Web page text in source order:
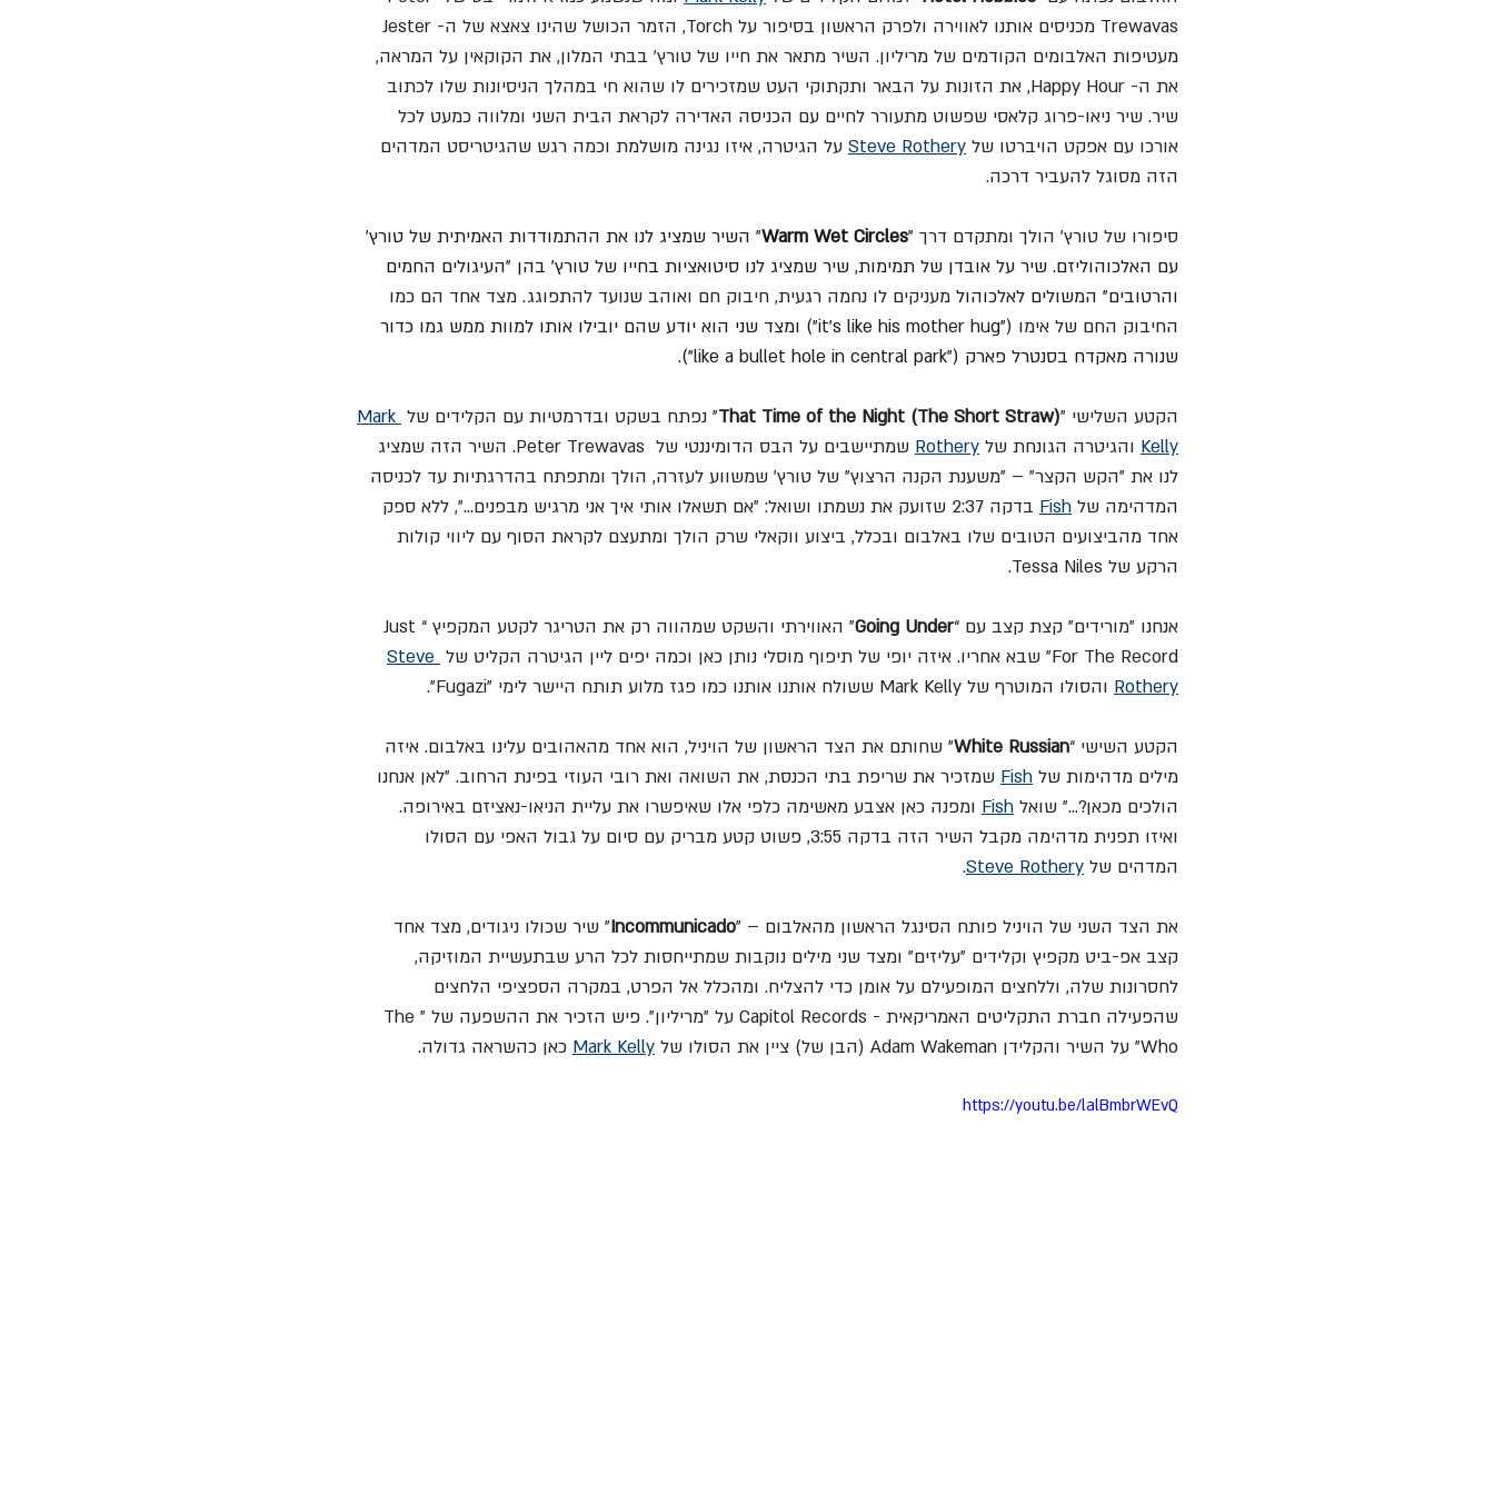
מעטיפות האלבומים הקודמים של מריליון. השיר מתאר את חייו של טורץ' בבתי המלון, את הקוקאין על המראה,
את ה- Happy Hour, את הזונות על הבאר ותקתוקי העט שמזכירים לו שהוא חי במהלך הניסיונות שלו לכתוב
שיר. שיר ניאו-פרוג קלאסי שפשוט מתעורר לחיים עם הכניסה האדירה לקראת הבית השני ומלווה כמעט לכל
אורכו עם אפקט הויברטו של Steve Rothery על הגיטרה, איזו נגינה מושלמת וכמה רגש שהגיטריסט המדהים
הזה מסוגל להעביר דרכה.
סיפורו של טורץ' הולך ומתקדם דרך "
Warm Wet Circles" השיר שמציג לנו את ההתמודדות האמיתית של טורץ'
עם האלכוהוליזם. שיר על אובדן של תמימות, שיר שמציג לנו סיטואציות בחייו של טורץ' בהן "העיגולים החמים
והרטובים" המשולים לאלכוהול מעניקים לו נחמה רגעית, חיבוק חם ואוהב שנועד להתפוגג. מצד אחד הם כמו
החיבוק החם של אימו (
"it's like his mother hug") ומצד שני הוא יודע שהם יובילו אותו למוות ממש גמו כדור
שנורה מאקדח בסנטרל פארק ("like a bullet hole in central park").
הקטע השלישי "That Time of the Night (The Short Straw)" נפתח בשקט ובדרמטיות עם הקלידים של Mark
Kelly והגיטרה הגונחת של Rothery
שמתיישבים על הבס הדומיננטי של  Peter Trewavas. השיר הזה שמציג
לנו את "הקש הקצר" – "משענת הקנה הרצוץ" של טורץ' שמשווע לעזרה, הולך ומתפתח בהדרגתיות עד לכניסה
המדהימה של Fish
בדקה 2:37 שזועק את נשמתו ושואל: "אם תשאלו אותי איך אני מרגיש מבפנים...", ללא ספק
אחד מהביצועים הטובים שלו באלבום ובכלל, ביצוע ווקאלי שרק הולך ומתעצם לקראת הסוף עם ליווי קולות
הרקע של Tessa Niles.
אנחנו "מורידים" קצת קצב עם “Going Under
” האווירתי והשקט שמהווה רק את הטריגר לקטע המקפיץ “Just
For The Record” שבא אחריו. איזה יופי של תיפוף מוסלי נותן כאן וכמה יפים ליין הגיטרה הקליט של
Steve
Rothery והסולו המוטרף של Mark Kelly ששולח אותנו אותנו כמו פגז מלוע תותח היישר לימי "Fugazi".
הקטע השישי “White Russian” שחותם את הצד הראשון של הויניל, הוא אחד מהאהובים עלינו באלבום. איזה
מילים מדהימות של Fish שמזכיר את שריפת בתי הכנסת, את השואה ואת רובי העוזי בפינת הרחוב. "לאן אנחנו
הולכים מכאן?..." שואל Fish ומפנה כאן אצבע מאשימה כלפי אלו שאיפשרו את עליית הניאו-נאציזם באירופה.
ואיזו תפנית מדהימה מקבל השיר הזה בדקה 3:55, פשוט קטע מבריק עם סיום על גבול האפי עם הסולו
המדהים של Steve Rothery
.
את הצד השני של הויניל פותח הסינגל הראשון מהאלבום – "Incommunicado" שיר שכולו ניגודים, מצד אחד
קצב אפ-ביט מקפיץ וקלידים "עליזים" ומצד שני מילים נוקבות שמתייחסות לכל הרע שבתעשיית המוזיקה,
לחסרונות שלה, וללחצים המופעילם על אומן כדי להצליח. ומהכלל אל הפרט, במקרה הספציפי הלחצים
שהפעילה חברת התקליטים האמריקאית - Capitol Records על "מריליון". פיש הזכיר את ההשפעה של "The
Who" על השיר והקלידן
Adam Wakeman (הבן של) ציין את הסולו של Mark Kelly כאן כהשראה גדולה.
https://youtu.be/lalBmbrWEvQ